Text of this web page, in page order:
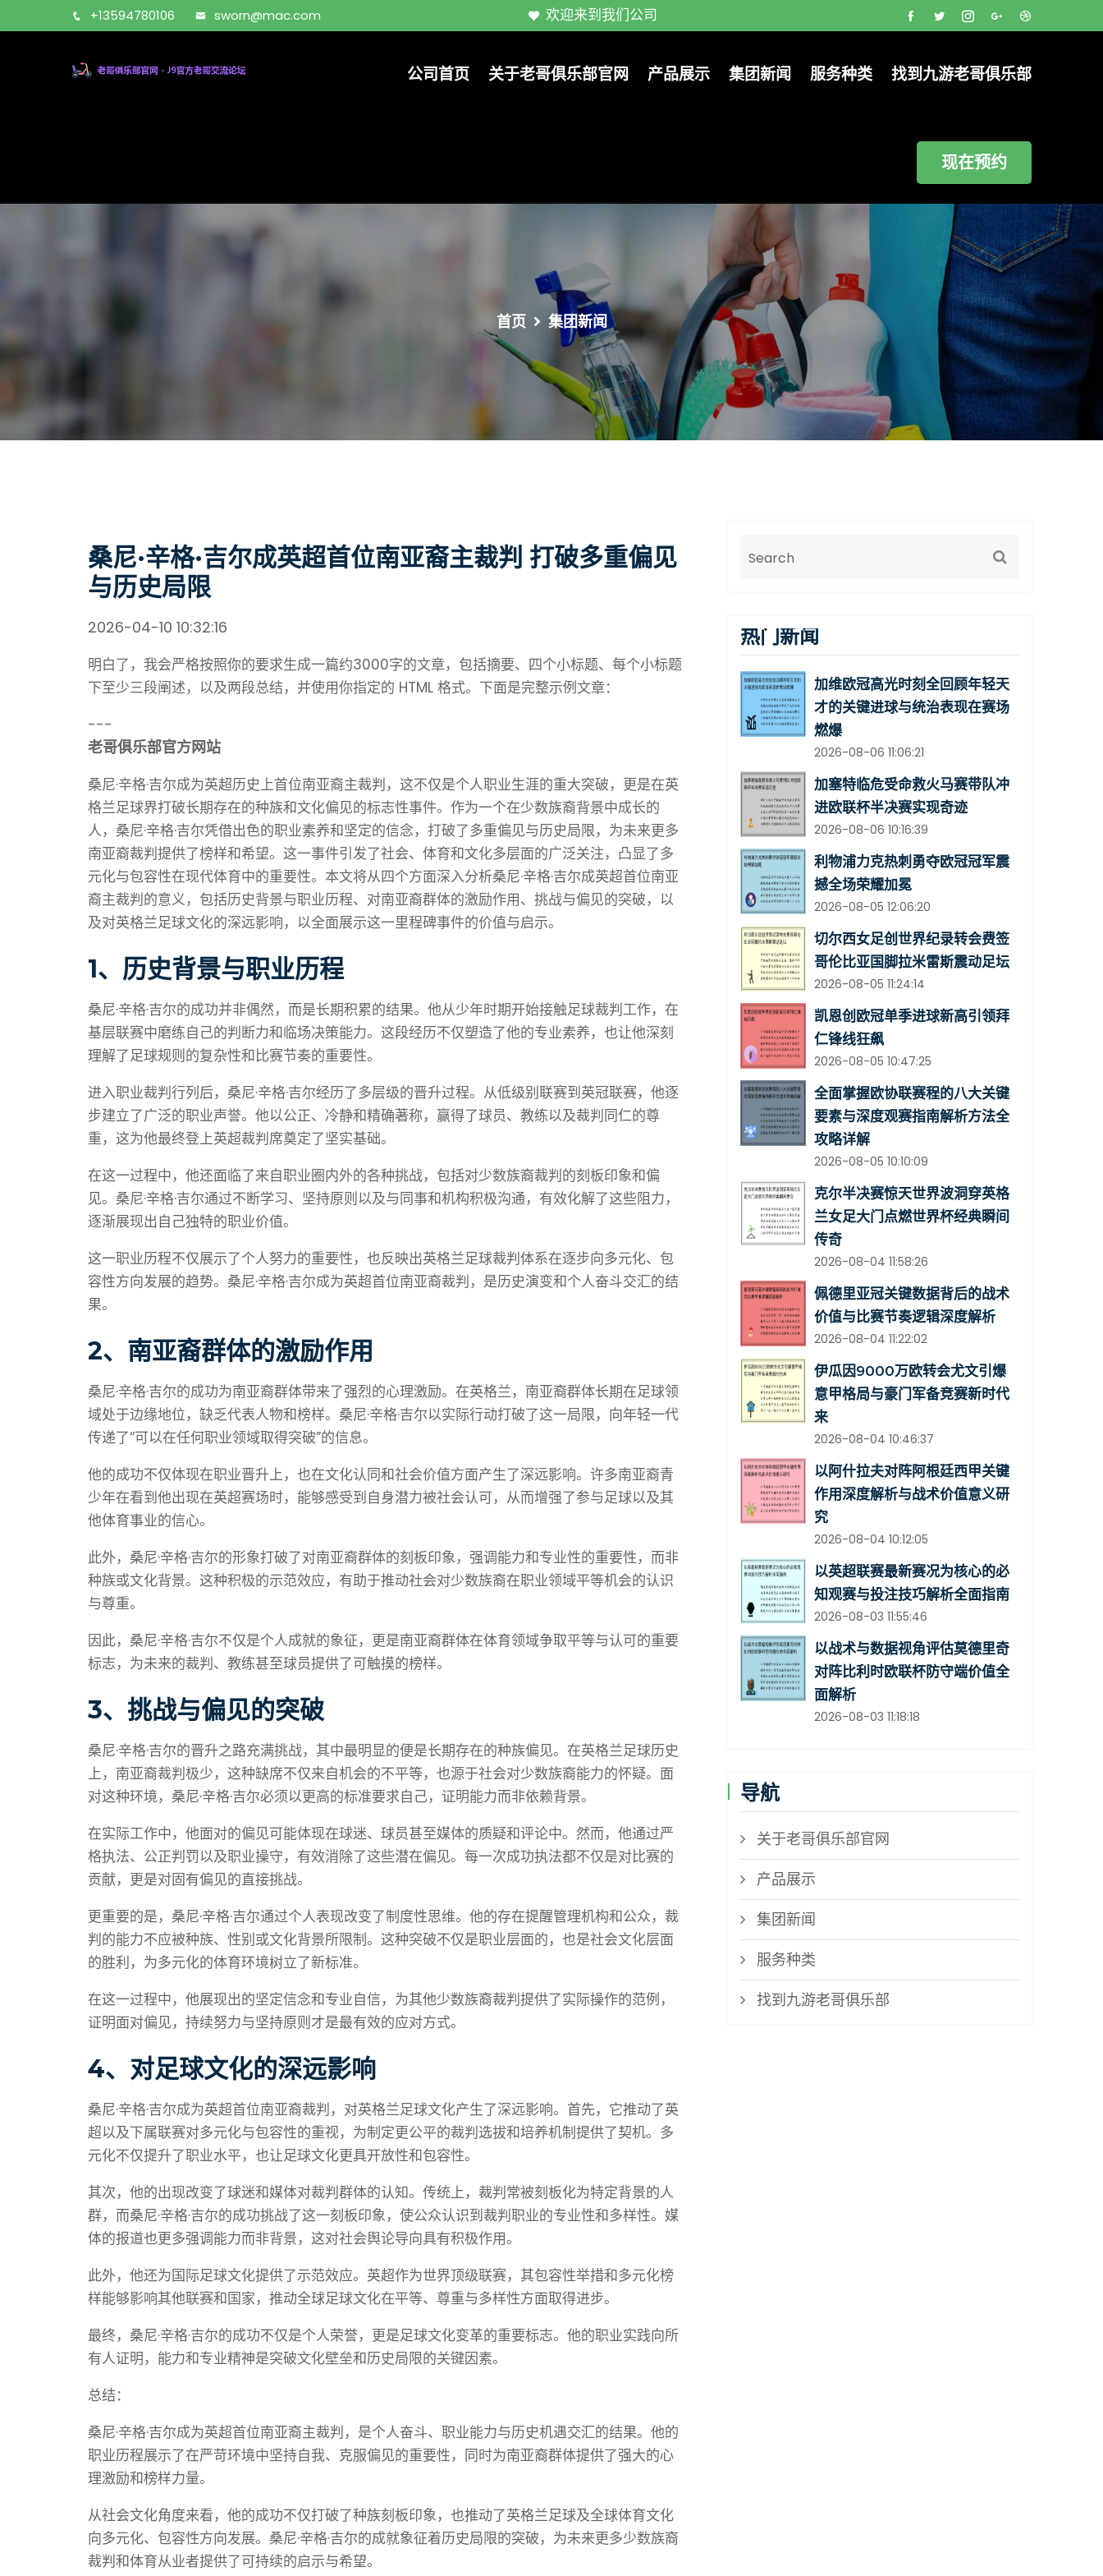
+13594780106 sworn@mac.com 欢迎来到我们公司
公司首页 关于老哥俱乐部官网 产品展示 集团新闻 服务种类 找到九游老哥俱乐部
现在预约
首页 集团新闻
桑尼·辛格·吉尔成英超首位南亚裔主裁判 打破多重偏见
与历史局限
2026-04-10 10:32:16
明白了，我会严格按照你的要求生成一篇约3000字的文章，包括摘要、四个小标题、每个小标题
下至少三段阐述，以及两段总结，并使用你指定的 HTML 格式。下面是完整示例文章：
---
老哥俱乐部官方网站
桑尼·辛格·吉尔成为英超历史上首位南亚裔主裁判，这不仅是个人职业生涯的重大突破，更是在英
格兰足球界打破长期存在的种族和文化偏见的标志性事件。作为一个在少数族裔背景中成长的
人，桑尼·辛格·吉尔凭借出色的职业素养和坚定的信念，打破了多重偏见与历史局限，为未来更多
南亚裔裁判提供了榜样和希望。这一事件引发了社会、体育和文化多层面的广泛关注，凸显了多
元化与包容性在现代体育中的重要性。本文将从四个方面深入分析桑尼·辛格·吉尔成英超首位南亚
裔主裁判的意义，包括历史背景与职业历程、对南亚裔群体的激励作用、挑战与偏见的突破，以
及对英格兰足球文化的深远影响，以全面展示这一里程碑事件的价值与启示。
1、历史背景与职业历程
桑尼·辛格·吉尔的成功并非偶然，而是长期积累的结果。他从少年时期开始接触足球裁判工作，在
基层联赛中磨练自己的判断力和临场决策能力。这段经历不仅塑造了他的专业素养，也让他深刻
理解了足球规则的复杂性和比赛节奏的重要性。
进入职业裁判行列后，桑尼·辛格·吉尔经历了多层级的晋升过程。从低级别联赛到英冠联赛，他逐
步建立了广泛的职业声誉。他以公正、冷静和精确著称，赢得了球员、教练以及裁判同仁的尊
重，这为他最终登上英超裁判席奠定了坚实基础。
在这一过程中，他还面临了来自职业圈内外的各种挑战，包括对少数族裔裁判的刻板印象和偏
见。桑尼·辛格·吉尔通过不断学习、坚持原则以及与同事和机构积极沟通，有效化解了这些阻力，
逐渐展现出自己独特的职业价值。
这一职业历程不仅展示了个人努力的重要性，也反映出英格兰足球裁判体系在逐步向多元化、包
容性方向发展的趋势。桑尼·辛格·吉尔成为英超首位南亚裔裁判，是历史演变和个人奋斗交汇的结
果。
2、南亚裔群体的激励作用
桑尼·辛格·吉尔的成功为南亚裔群体带来了强烈的心理激励。在英格兰，南亚裔群体长期在足球领
域处于边缘地位，缺乏代表人物和榜样。桑尼·辛格·吉尔以实际行动打破了这一局限，向年轻一代
传递了“可以在任何职业领域取得突破”的信息。
他的成功不仅体现在职业晋升上，也在文化认同和社会价值方面产生了深远影响。许多南亚裔青
少年在看到他出现在英超赛场时，能够感受到自身潜力被社会认可，从而增强了参与足球以及其
他体育事业的信心。
此外，桑尼·辛格·吉尔的形象打破了对南亚裔群体的刻板印象，强调能力和专业性的重要性，而非
种族或文化背景。这种积极的示范效应，有助于推动社会对少数族裔在职业领域平等机会的认识
与尊重。
因此，桑尼·辛格·吉尔不仅是个人成就的象征，更是南亚裔群体在体育领域争取平等与认可的重要
标志，为未来的裁判、教练甚至球员提供了可触摸的榜样。
3、挑战与偏见的突破
桑尼·辛格·吉尔的晋升之路充满挑战，其中最明显的便是长期存在的种族偏见。在英格兰足球历史
上，南亚裔裁判极少，这种缺席不仅来自机会的不平等，也源于社会对少数族裔能力的怀疑。面
对这种环境，桑尼·辛格·吉尔必须以更高的标准要求自己，证明能力而非依赖背景。
在实际工作中，他面对的偏见可能体现在球迷、球员甚至媒体的质疑和评论中。然而，他通过严
格执法、公正判罚以及职业操守，有效消除了这些潜在偏见。每一次成功执法都不仅是对比赛的
贡献，更是对固有偏见的直接挑战。
更重要的是，桑尼·辛格·吉尔通过个人表现改变了制度性思维。他的存在提醒管理机构和公众，裁
判的能力不应被种族、性别或文化背景所限制。这种突破不仅是职业层面的，也是社会文化层面
的胜利，为多元化的体育环境树立了新标准。
在这一过程中，他展现出的坚定信念和专业自信，为其他少数族裔裁判提供了实际操作的范例，
证明面对偏见，持续努力与坚持原则才是最有效的应对方式。
4、对足球文化的深远影响
桑尼·辛格·吉尔成为英超首位南亚裔裁判，对英格兰足球文化产生了深远影响。首先，它推动了英
超以及下属联赛对多元化与包容性的重视，为制定更公平的裁判选拔和培养机制提供了契机。多
元化不仅提升了职业水平，也让足球文化更具开放性和包容性。
其次，他的出现改变了球迷和媒体对裁判群体的认知。传统上，裁判常被刻板化为特定背景的人
群，而桑尼·辛格·吉尔的成功挑战了这一刻板印象，使公众认识到裁判职业的专业性和多样性。媒
体的报道也更多强调能力而非背景，这对社会舆论导向具有积极作用。
此外，他还为国际足球文化提供了示范效应。英超作为世界顶级联赛，其包容性举措和多元化榜
样能够影响其他联赛和国家，推动全球足球文化在平等、尊重与多样性方面取得进步。
最终，桑尼·辛格·吉尔的成功不仅是个人荣誉，更是足球文化变革的重要标志。他的职业实践向所
有人证明，能力和专业精神是突破文化壁垒和历史局限的关键因素。
总结：
桑尼·辛格·吉尔成为英超首位南亚裔主裁判，是个人奋斗、职业能力与历史机遇交汇的结果。他的
职业历程展示了在严苛环境中坚持自我、克服偏见的重要性，同时为南亚裔群体提供了强大的心
理激励和榜样力量。
从社会文化角度来看，他的成功不仅打破了种族刻板印象，也推动了英格兰足球及全球体育文化
向多元化、包容性方向发展。桑尼·辛格·吉尔的成就象征着历史局限的突破，为未来更多少数族裔
裁判和体育从业者提供了可持续的启示与希望。
热门新闻
加维欧冠高光时刻全回顾年轻天
才的关键进球与统治表现在赛场
燃爆
2026-08-06 11:06:21
加塞特临危受命救火马赛带队冲
进欧联杯半决赛实现奇迹
2026-08-06 10:16:39
利物浦力克热刺勇夺欧冠冠军震
撼全场荣耀加冕
2026-08-05 12:06:20
切尔西女足创世界纪录转会费签
哥伦比亚国脚拉米雷斯震动足坛
2026-08-05 11:24:14
凯恩创欧冠单季进球新高引领拜
仁锋线狂飙
2026-08-05 10:47:25
全面掌握欧协联赛程的八大关键
要素与深度观赛指南解析方法全
攻略详解
2026-08-05 10:10:09
克尔半决赛惊天世界波洞穿英格
兰女足大门点燃世界杯经典瞬间
传奇
2026-08-04 11:58:26
佩德里亚冠关键数据背后的战术
价值与比赛节奏逻辑深度解析
2026-08-04 11:22:02
伊瓜因9000万欧转会尤文引爆
意甲格局与豪门军备竞赛新时代
来
2026-08-04 10:46:37
以阿什拉夫对阵阿根廷西甲关键
作用深度解析与战术价值意义研
究
2026-08-04 10:12:05
以英超联赛最新赛况为核心的必
知观赛与投注技巧解析全面指南
2026-08-03 11:55:46
以战术与数据视角评估莫德里奇
对阵比利时欧联杯防守端价值全
面解析
2026-08-03 11:18:18
导航
关于老哥俱乐部官网
产品展示
集团新闻
服务种类
找到九游老哥俱乐部